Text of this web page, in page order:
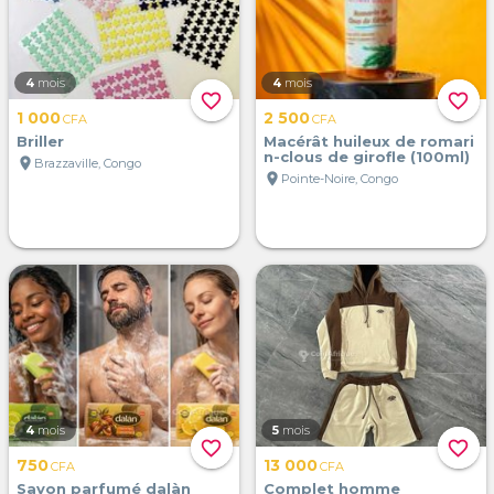
favorite_border
4 mois
1 000CFA
Briller
location_on Brazzaville, Congo
favorite_border
4 mois
2 500CFA
Macérât huileux de romari
n-clous de girofle (100ml)
location_on Pointe-Noire, Congo
favorite_border
4 mois
750CFA
Savon parfumé dalàn
favorite_border
5 mois
13 000CFA
Complet homme